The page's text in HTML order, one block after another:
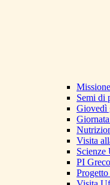
Semi di
Giovedì
Visita
Scienze
PI